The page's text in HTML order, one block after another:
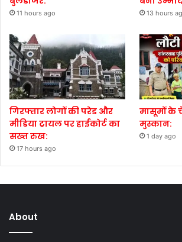
11 hours ago 13 hours
गिरफ्तार लोगों की परेड और
मीडिया ट्रायल पर हाईकोर्ट का
सख्त रुख:
17 hours ago
मासूमों के
मुस्कान:
1 day ago
About